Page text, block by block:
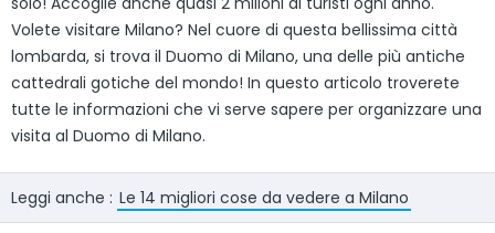
Volete visitare Milano? Nel cuore di questa bellissima città
lombarda, si trova il Duomo di Milano, una delle più antiche
cattedrali gotiche del mondo! In questo articolo troverete
tutte le informazioni che vi serve sapere per organizzare una
visita al Duomo di Milano.
Leggi anche : Le 14 migliori cose da vedere a Milano